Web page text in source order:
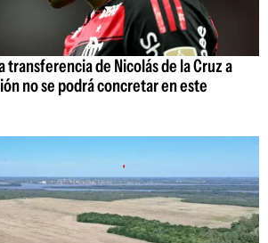
transferencia de Nicolás de la Cruz a
no se podrá concretar en este